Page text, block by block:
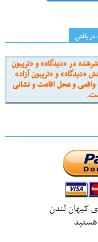
در «دیدگاه» و «تریبون
و «تریبون آزاد»
و محل اقامت و نشانی
کیهان لندن
هستید